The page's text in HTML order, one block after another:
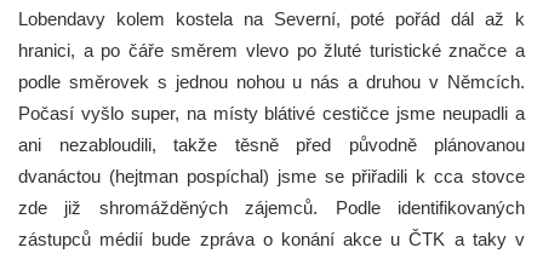
Lobendavy kolem kostela na Severní, poté pořád dál až k
hranici, a po čáře směrem vlevo po žluté turistické značce a
podle směrovek s jednou nohou u nás a druhou v Němcích.
Počasí vyšlo super, na místy blátivé cestičce jsme neupadli a
ani nezabloudili, takže těsně před původně plánovanou
dvanáctou (hejtman pospíchal) jsme se přiřadili k cca stovce
zde již shromážděných zájemců. Podle identifikovaných
zástupců médií bude zpráva o konání akce u ČTK a taky v